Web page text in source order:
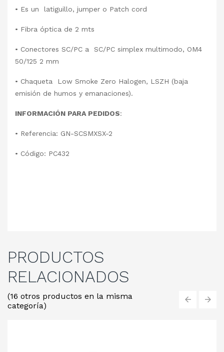
• Es un latiguillo, jumper o Patch cord
• Fibra óptica de 2 mts
• Conectores SC/PC a SC/PC simplex multimodo, OM4
50/125 2 mm
• Chaqueta Low Smoke Zero Halogen, LSZH (baja
emisión de humos y emanaciones).
INFORMACIÓN PARA PEDIDOS:
• Referencia: GN-SCSMXSX-2
• Código: PC432
PRODUCTOS
RELACIONADOS
(16 otros productos en la misma
categoría)